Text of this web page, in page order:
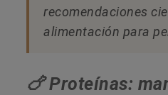
recomendaciones
alimentación para
🍗​ Proteínas: